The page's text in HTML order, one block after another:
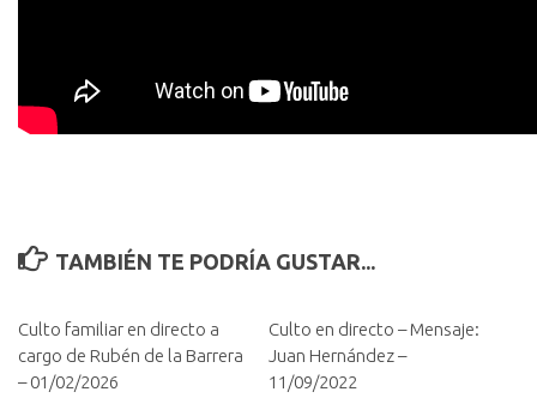
TAMBIÉN TE PODRÍA GUSTAR...
Culto familiar en directo a
cargo de Rubén de la Barrera
– 01/02/2026
Culto en directo – Mensaje:
Juan Hernández –
11/09/2022